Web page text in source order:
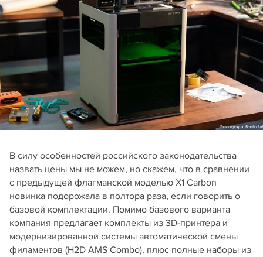
В силу особенностей российского законодательства
назвать цены мы не можем, но скажем, что в сравнении
с предыдущей флагманской моделью X1 Carbon
новинка подорожала в полтора раза, если говорить о
базовой комплектации. Помимо базового варианта
компания предлагает комплекты из 3D-принтера и
модернизированной системы автоматической смены
филаментов (H2D AMS Combo), плюс полные наборы из